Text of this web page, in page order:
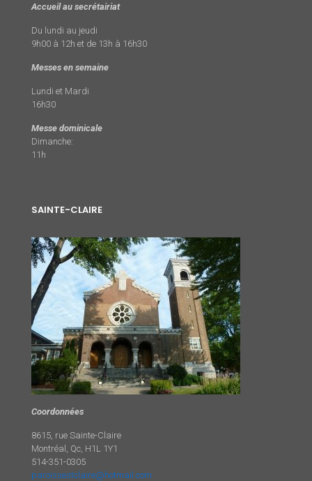
Accueil au secrétairiat
Du lundi au jeudi
9h00 à 12h et de 13h à 16h30
Messes en semaine
Lundi et Mardi
16h30
Messe dominicale
Dimanche:
11h
SAINTE-CLAIRE
Coordonnées
8615, rue Sainte-Claire
Montréal, Qc, H1L 1Y1
514-351-0305
paroissestclaire@hotmail.com